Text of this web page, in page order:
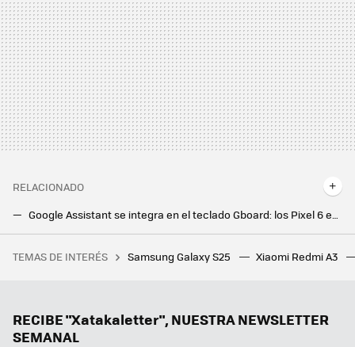
RELACIONADO
Google Assistant se integra en el teclado Gboard: los Pixel 6 estrenarán dictado por voz con el asistente
Descubre si un Android fue modificado con Auditor, una app que analiza la integridad del sistema
Hay una lucha por el espacio rural entre los paneles solares y los olivares. Unos investigadores creen tener la solución
TEMAS DE INTERÉS Samsung Galaxy S25 Xiaomi Redmi A3
RECIBE "Xatakaletter", NUESTRA NEWSLETTER
SEMANAL